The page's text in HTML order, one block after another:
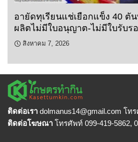
อายัดทุเรียนแช่เยือกแข็ง 40 ตั
ผลิตไม่มีใบอนุญาต-ไม่มีใบรับร
สิงหาคม 7, 2026
ติดต่อเรา dolmanus14@gmail.com โท
ติดต่อโฆษณา โทรศัพท์ 099-419-5862,